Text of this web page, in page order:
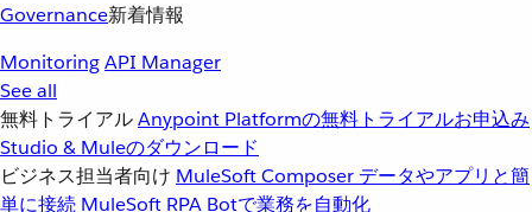
Governance新着情報
MonitoringAPI Manager
See all
無料トライアルAnypoint Platformの無料トライアルお申込み
Studio & Muleのダウンロード
ビジネス担当者向け MuleSoft Composer データやアプリと簡
単に接続 MuleSoft RPA Botで業務を自動化